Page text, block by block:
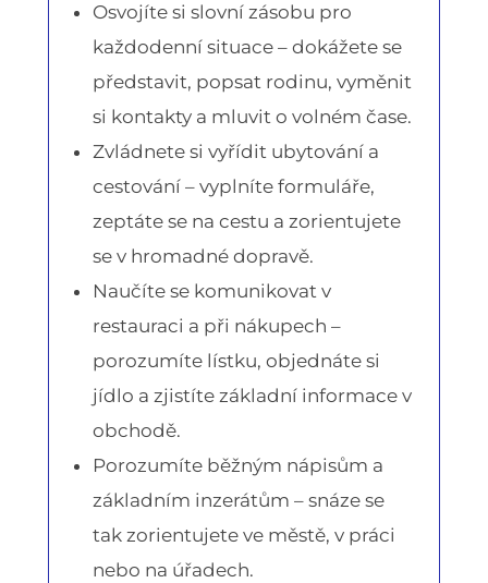
Osvojíte si slovní zásobu pro
každodenní situace – dokážete se
představit, popsat rodinu, vyměnit
si kontakty a mluvit o volném čase.
Zvládnete si vyřídit ubytování a
cestování – vyplníte formuláře,
zeptáte se na cestu a zorientujete
se v hromadné dopravě.
Naučíte se komunikovat v
restauraci a při nákupech –
porozumíte lístku, objednáte si
jídlo a zjistíte základní informace v
obchodě.
Porozumíte běžným nápisům a
základním inzerátům – snáze se
tak zorientujete ve městě, v práci
nebo na úřadech.